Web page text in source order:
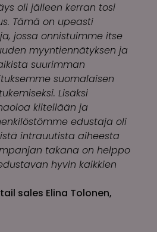
oli jälleen kerran tosi
Tämä on upeasti
jossa onnistuimme itse
myyntiennätyksen ja
suurimman
suomalaisen
Lisäksi
kiitellään ja
edustaja oli
intrauutista aiheesta
takana on helppo
hyvin kaikkien
sales Elina Tolonen,